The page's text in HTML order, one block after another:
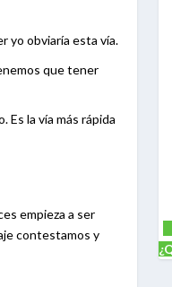
yo obviaría esta vía.
que tener
la vía más rápida
empieza a ser
contestamos y